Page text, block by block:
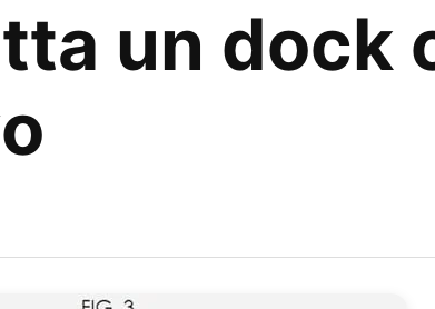
un dock